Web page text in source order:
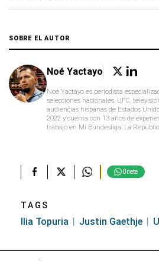
SOBRE EL AUTOR
Noé Yactayo
Noé Yactayo es periodista
selecciones nacionales, UFC,
audiencias hispanas de Estados
2022 y cuenta con 13 años de
trabajó en Mi Bundesliga, La
Únete
TAGS
Ilia Topuria Justin Gaethje